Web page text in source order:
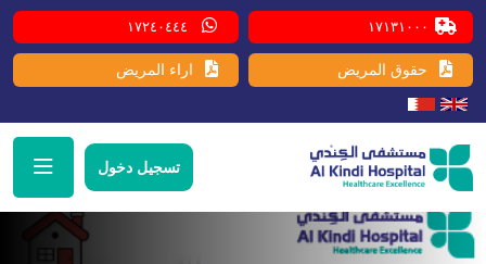
١٧١٣١٠٠٠ ١٧٢٤٠٤٤٤
حقوق المريض اراء المريض
تسجيل دخول